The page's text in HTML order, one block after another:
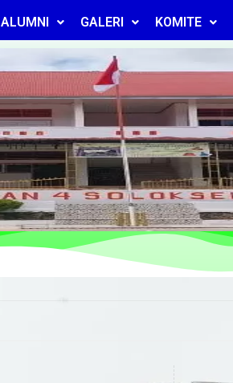
ALUMNI GALERI KOMITE